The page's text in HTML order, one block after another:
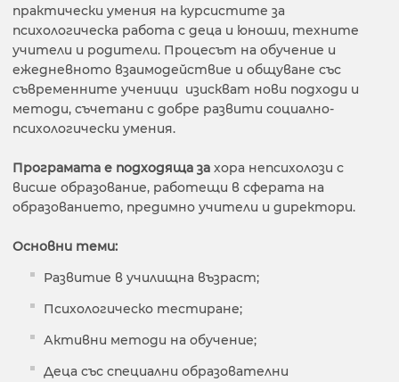
практически умения на курсистите за
психологическа работа с деца и юноши, техните
учители и родители. Процесът на обучение и
ежедневното взаимодействие и общуване със
съвременните ученици изискват нови подходи и
методи, съчетани с добре развити социално-
психологически умения.
Програмата е подходяща за хора непсихолози с
висше образование, работещи в сферата на
образованието, предимно учители и директори.
Основни теми:
Развитие в училищна възраст;
Психологическо тестиране;
Активни методи на обучение;
Деца със специални образователни